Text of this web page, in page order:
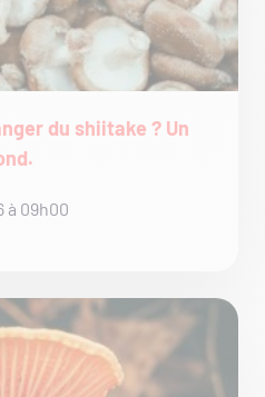
du shiitake ? Un
à 09h00